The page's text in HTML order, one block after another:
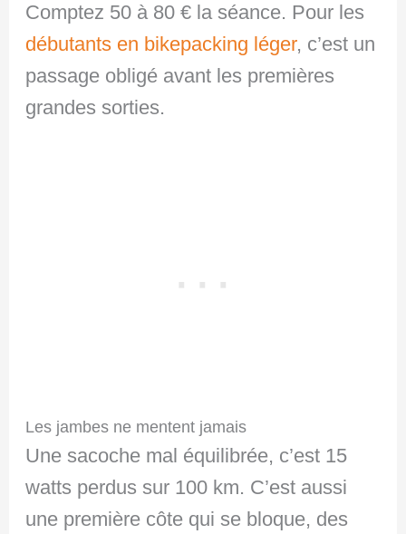
Comptez 50 à 80 € la séance. Pour les
débutants en bikepacking léger, c’est un
passage obligé avant les premières
grandes sorties.
Les jambes ne mentent jamais
Une sacoche mal équilibrée, c’est 15
watts perdus sur 100 km. C’est aussi
une première côte qui se bloque, des